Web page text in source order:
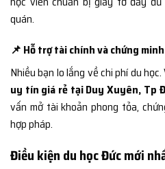
quán.
📌 Hỗ trợ tài chính và chứng
Nhiều bạn lo lắng về chi phí du
uy tín giá rẻ tại Duy Xuyên, Tp
vấn mở tài khoản phong tỏa,
hợp pháp.
Điều kiện du học Đức mới